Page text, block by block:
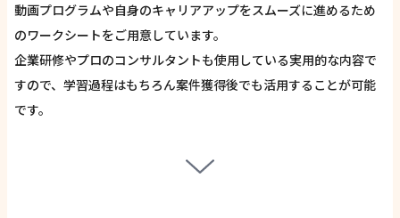
動画プログラムや自身のキャリアアップをスムーズに進めるため
のワークシートをご用意しています。
企業研修やプロのコンサルタントも使用している実用的な内容で
すので、学習過程はもちろん案件獲得後でも活用することが可能
です。